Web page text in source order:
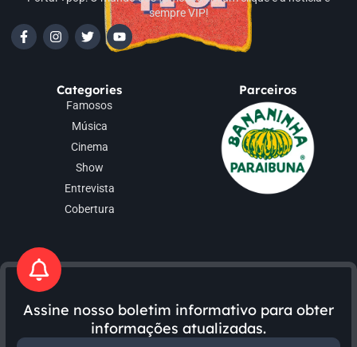
sempre VIP!
Categories
Famosos
Música
Cinema
Show
Entrevista
Cobertura
Parceiros
Assine nosso boletim informativo para obter
informações atualizadas.